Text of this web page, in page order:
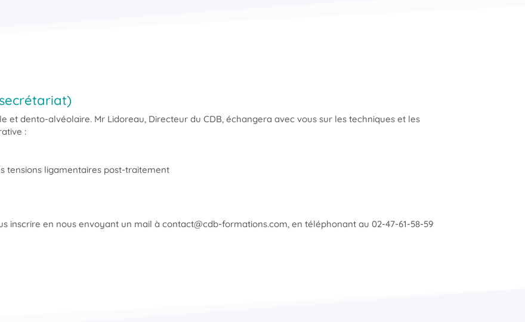
et dento-alvéolaire. Mr Lidoreau, Directeur du CDB, échangera avec vous sur les techniques et les
:
tensions ligamentaires post-traitement
inscrire en nous envoyant un mail à contact@cdb-formations.com, en téléphonant au 02-47-61-58-59